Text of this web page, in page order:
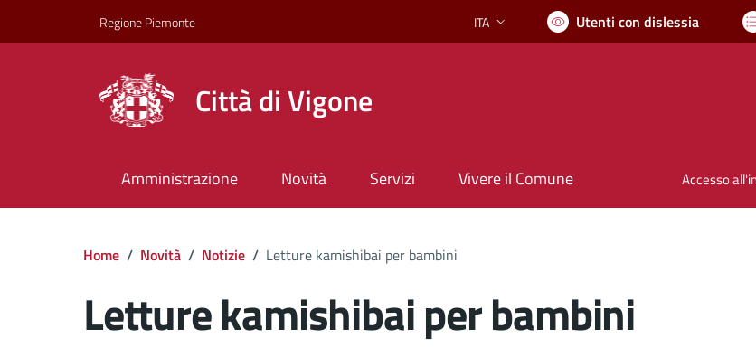
Regione Piemonte Lingua attiva:
ITA Utenti con dislessia
Città di Vigone
Amministrazione Novità Servizi Vivere il Comune Accesso
Home / Novità / Notizie / Letture kamishibai per bambini
Letture kamishibai per bambini